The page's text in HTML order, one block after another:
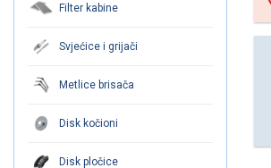
Filter kabine
Svjećice i grijači
Metlice brisača
Disk kočioni
Disk pločice